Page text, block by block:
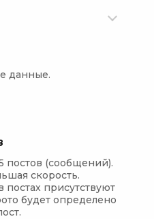
данные.
постов (сообщений).
скорость.
присутствуют
будет определено